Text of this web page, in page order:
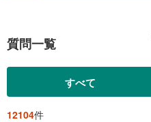
質問一覧
すべて
12104件